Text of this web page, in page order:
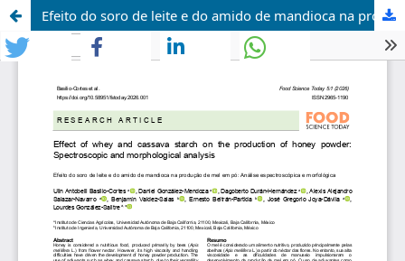
Efeito do soro de leite e do amido de mandioca na produção de mel em pó: Análise espectroscópica e morfológica